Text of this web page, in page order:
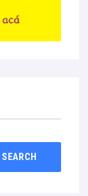
SEARCH